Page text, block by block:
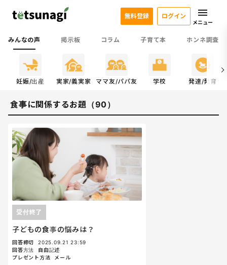
みんなの声 掲示板 コラム 子育て本 ホンネ調査
無料登録 ログイン
メニュー
妊娠/出産 実家/義実家 ママ友/パパ友 学校 発達/発育
食事に関係するお題（90）
子どもの食事の悩みは？
受付終了
回答締切
2025.09.21 23:59
回答方法
自由記述
プレゼント方法
メール